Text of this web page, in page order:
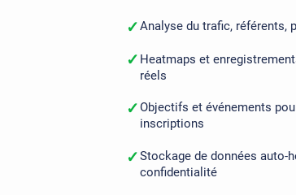
✓Analyse du trafic, référents,
✓ Heatmaps et
réels
✓Objectifs et événements
inscriptions
✓Stockage de données auto-
confidentialité